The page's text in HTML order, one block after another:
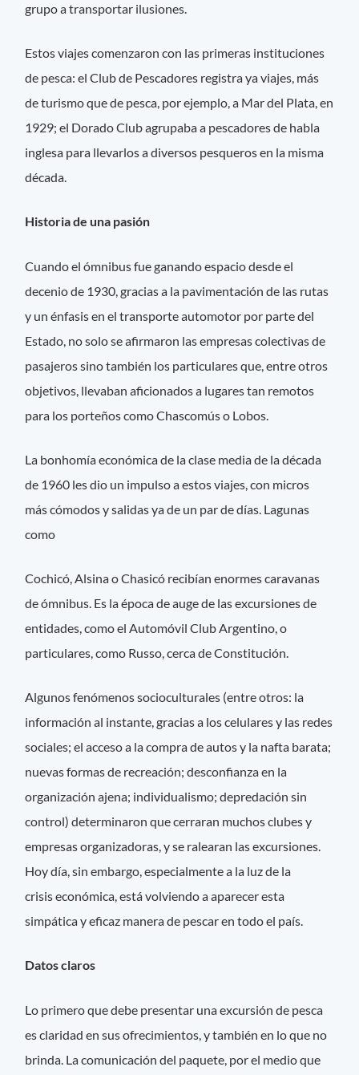
grupo a transportar ilusiones.
Estos viajes comenzaron con las primeras instituciones
de pesca: el Club de Pescadores registra ya viajes, más
de turismo que de pesca, por ejemplo, a Mar del Plata, en
1929; el Dorado Club agrupaba a pescadores de habla
inglesa para llevarlos a diversos pesqueros en la misma
década.
Historia de una pasión
Cuando el ómnibus fue ganando espacio desde el
decenio de 1930, gracias a la pavimentación de las rutas
y un énfasis en el transporte automotor por parte del
Estado, no solo se afirmaron las empresas colectivas de
pasajeros sino también los particulares que, entre otros
objetivos, llevaban aficionados a lugares tan remotos
para los porteños como Chascomús o Lobos.
La bonhomía económica de la clase media de la década
de 1960 les dio un impulso a estos viajes, con micros
más cómodos y salidas ya de un par de días. Lagunas
como
Cochicó, Alsina o Chasicó recibían enormes caravanas
de ómnibus. Es la época de auge de las excursiones de
entidades, como el Automóvil Club Argentino, o
particulares, como Russo, cerca de Constitución.
Algunos fenómenos socioculturales (entre otros: la
información al instante, gracias a los celulares y las redes
sociales; el acceso a la compra de autos y la nafta barata;
nuevas formas de recreación; desconfianza en la
organización ajena; individualismo; depredación sin
control) determinaron que cerraran muchos clubes y
empresas organizadoras, y se ralearan las excursiones.
Hoy día, sin embargo, especialmente a la luz de la
crisis económica, está volviendo a aparecer esta
simpática y eficaz manera de pescar en todo el país.
Datos claros
Lo primero que debe presentar una excursión de pesca
es claridad en sus ofrecimientos, y también en lo que no
brinda. La comunicación del paquete, por el medio que